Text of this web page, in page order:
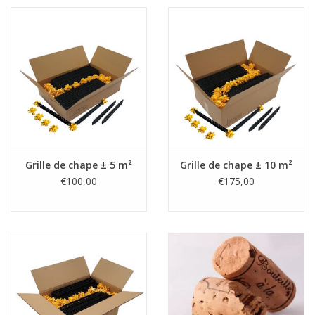
- Le mortier isolant
remplit complètement tous les
espaces
vides sous et entre les tuyaux et conduits.
- Facile à utiliser et adapté à
différentes applications
d'isolation de sol .
- Facilement créer votre propre chape isolante/mortier
isolant et rapide à mettre en œuvre : en une seule fois,
isolante.
- Praticable après
poids à l'état sec
forte pression (N/mm²)
0,27
conductivité thermique (W/m.K)
0,045
Grille de chape ± 5 m²
€100,00
Grille de chape ± 10 m²
€175,00